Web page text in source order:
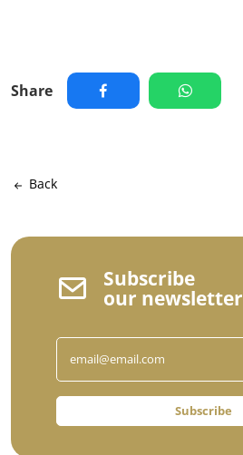
Share
Back
Subscribe
our newsletter
Subscribe